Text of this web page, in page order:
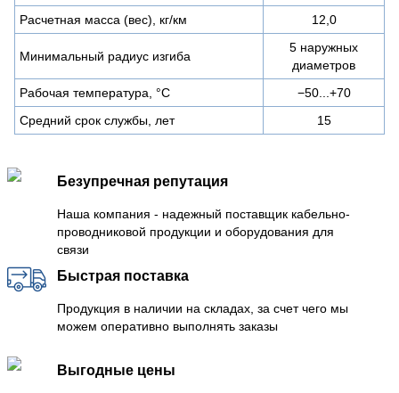
Расчетная масса (вес), кг/км
12,0
Минимальный радиус изгиба
5 наружных
диаметров
Рабочая температура, °C
−50...+70
Средний срок службы, лет
15
Безупречная репутация
Наша компания - надежный поставщик кабельно-
проводниковой продукции и оборудования для
связи
Быстрая поставка
Продукция в наличии на складах, за счет чего мы
можем оперативно выполнять заказы
Выгодные цены